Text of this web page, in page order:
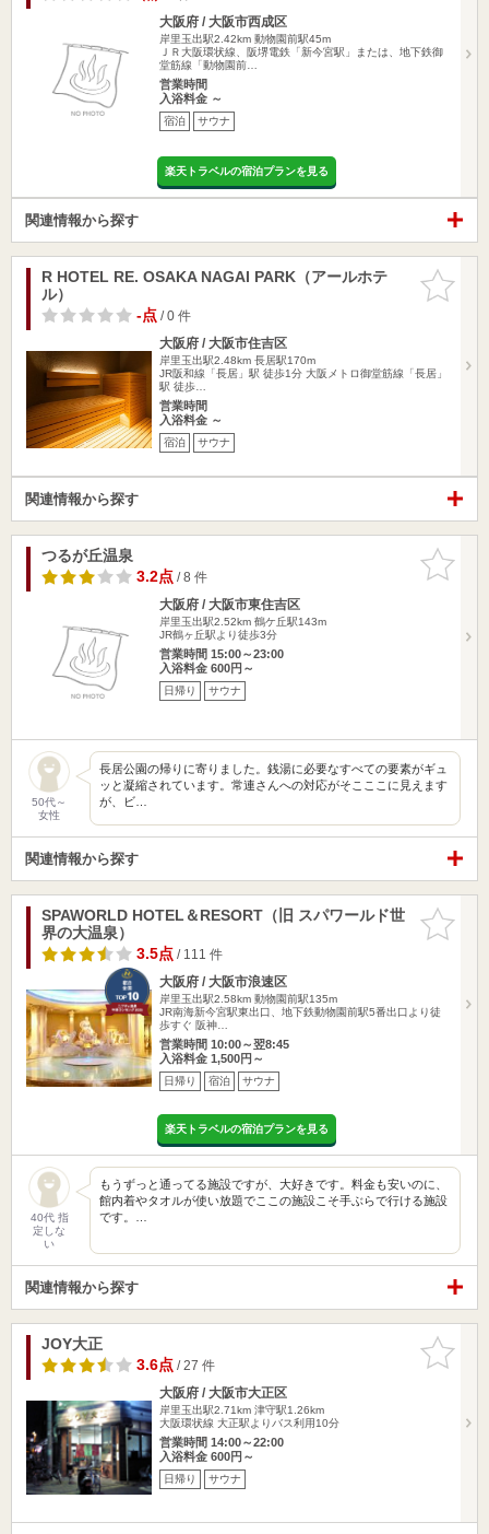
大阪府 / 大阪市西成区
岸里玉出駅2.42km 動物園前駅45m
ＪＲ大阪環状線、阪堺電鉄「新今宮駅」または、地下鉄御
堂筋線「動物園前…
営業時間
入浴料金 ～
宿泊 サウナ
楽天トラベルの宿泊プランを見る
関連情報から探す
お気に入
りに追加
R HOTEL RE. OSAKA NAGAI PARK（アールホテ
ル）
-点/ 0 件
大阪府 / 大阪市住吉区
岸里玉出駅2.48km 長居駅170m
JR阪和線「長居」駅 徒歩1分 大阪メトロ御堂筋線「長居」
駅 徒歩…
営業時間
入浴料金 ～
宿泊 サウナ
関連情報から探す
お気に入
りに追加
つるが丘温泉
3.2点/ 8 件
大阪府 / 大阪市東住吉区
岸里玉出駅2.52km 鶴ケ丘駅143m
JR鶴ヶ丘駅より徒歩3分
営業時間 15:00～23:00
入浴料金 600円～
日帰り サウナ
50代～
女性
長居公園の帰りに寄りました。銭湯に必要なすべての要素がギュ
ッと凝縮されています。常連さんへの対応がそこここに見えます
が、ビ…
関連情報から探す
お気に入
りに追加
SPAWORLD HOTEL＆RESORT（旧 スパワールド世
界の大温泉）
3.5点/ 111 件
大阪府 / 大阪市浪速区
岸里玉出駅2.58km 動物園前駅135m
JR南海新今宮駅東出口、地下鉄動物園前駅5番出口より徒
歩すぐ 阪神…
営業時間 10:00～翌8:45
入浴料金 1,500円～
日帰り 宿泊 サウナ
楽天トラベルの宿泊プランを見る
40代 指
定しな
い
もうずっと通ってる施設ですが、大好きです。料金も安いのに、
館内着やタオルが使い放題でここの施設こそ手ぶらで行ける施設
です。…
関連情報から探す
お気に入
りに追加
JOY大正
3.6点/ 27 件
大阪府 / 大阪市大正区
岸里玉出駅2.71km 津守駅1.26km
大阪環状線 大正駅よりバス利用10分
営業時間 14:00～22:00
入浴料金 600円～
日帰り サウナ